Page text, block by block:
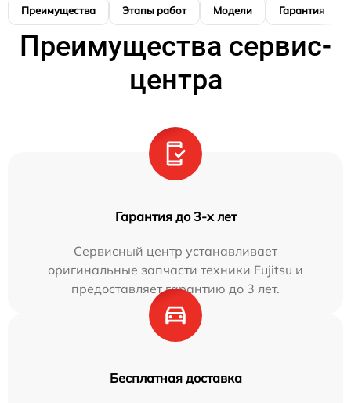
Преимущества Этапы работ Модели Гарантия
Преимущества сервис-
центра
Гарантия до 3-х лет
Сервисный центр устанавливает
оригинальные запчасти техники Fujitsu и
предоставляет гарантию до 3 лет.
Бесплатная доставка